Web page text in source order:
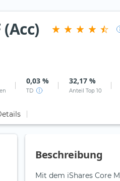
0,03 %
TD
32,17 %
Anteil Top 10
Beschreibung
Mit dem iShares Core